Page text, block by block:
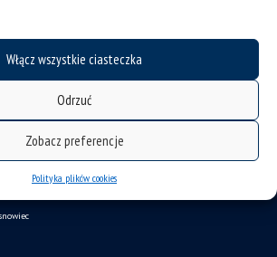
Włącz wszystkie ciasteczka
Odrzuć
Zobacz preferencje
Polityka plików cookies
i usług